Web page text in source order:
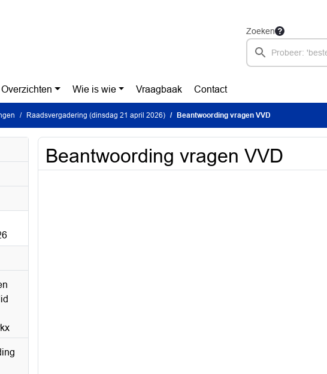
Zoeken
Overzichten Wie is wie Vraagbaak Contact
Raadsvergadering (dinsdag 21 april 2026) Beantwoording vragen VVD
Beantwoording vragen VVD